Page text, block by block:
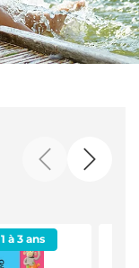
1 à 3 ans